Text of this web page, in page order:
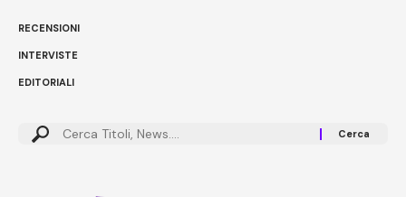
RECENSIONI
INTERVISTE
EDITORIALI